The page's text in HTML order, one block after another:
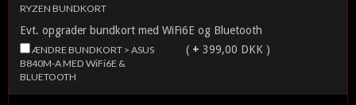
RYZEN BUNDKORT
Evt. opgrader bundkort med WiFi6E og Bluetooth
B840M-A MED WiFi6E &
BLUETOOTH
( + 399,00 DKK )